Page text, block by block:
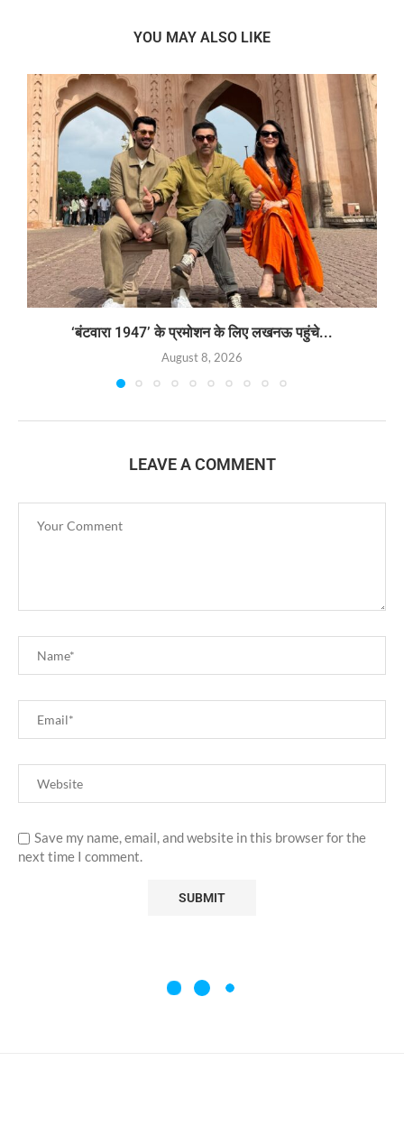
YOU MAY ALSO LIKE
‘बंटवारा 1947’ के प्रमोशन के लिए लखनऊ पहुंचे...
August 8, 2026
LEAVE A COMMENT
Save my name, email, and website in this browser for the
next time I comment.